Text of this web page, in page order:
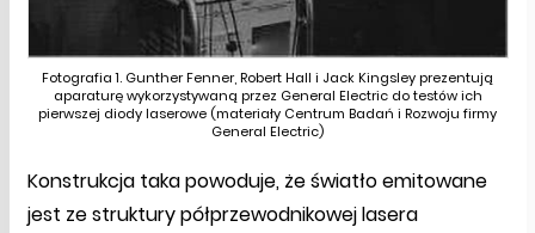
Fotografia 1. Gunther Fenner, Robert Hall i Jack Kingsley prezentują
aparaturę wykorzystywaną przez General Electric do testów ich
pierwszej diody laserowe (materiały Centrum Badań i Rozwoju firmy
General Electric)
Konstrukcja taka powoduje, że światło emitowane
jest ze struktury półprzewodnikowej lasera